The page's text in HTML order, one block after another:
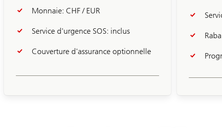
Monnaie: CHF / EUR
Service d'urgence SOS: inclus
Couverture d'assurance optionnelle